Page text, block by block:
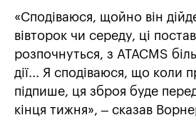
«Сподіваюся, щойно він
вівторок чи середу, ці
розпочнуться, з ATACMS
дії... Я сподіваюся, що коли
підпише, ця зброя буде
кінця тижня», – сказав